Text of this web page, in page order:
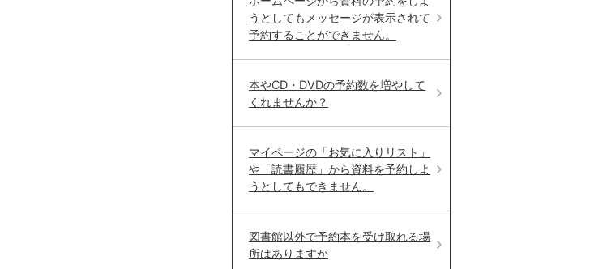
うとしてもメッセージが表示されて
予約することができません。
本やCD・DVDの予約数を増やして
くれませんか？
マイページの「お気に入りリスト」
や「読書履歴」から資料を予約しよ
うとしてもできません。
図書館以外で予約本を受け取れる場
所はありますか